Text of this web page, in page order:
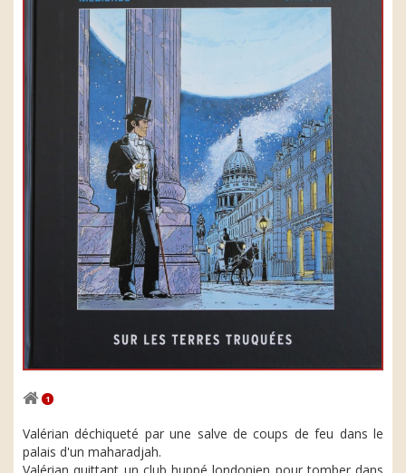
1
Valérian déchiqueté par une salve de coups de feu dans le
palais d'un maharadjah.
Valérian quittant un club huppé londonien pour tomber dans